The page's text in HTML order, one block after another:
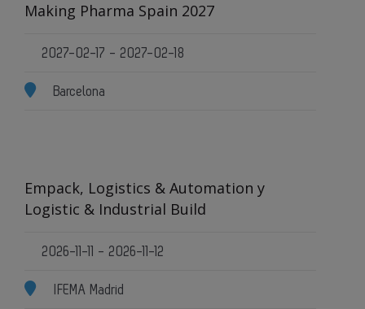
Making Pharma Spain 2027
2027-02-17 - 2027-02-18
Barcelona
Empack, Logistics & Automation y
Logistic & Industrial Build
2026-11-11 - 2026-11-12
IFEMA Madrid